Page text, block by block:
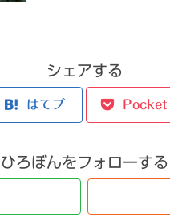
シェアする
はてブ Pocket
ひろぼんをフォローする